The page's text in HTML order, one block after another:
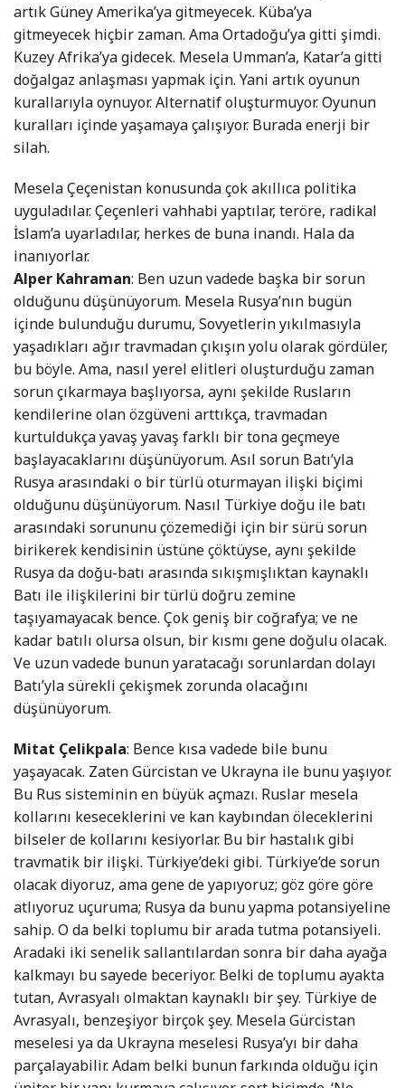
artık Güney Amerika’ya gitmeyecek. Küba’ya
gitmeyecek hiçbir zaman. Ama Ortadoğu’ya gitti şimdi.
Kuzey Afrika’ya gidecek. Mesela Umman’a, Katar’a gitti
doğalgaz anlaşması yapmak için. Yani artık oyunun
kurallarıyla oynuyor. Alternatif oluşturmuyor. Oyunun
kuralları içinde yaşamaya çalışıyor. Burada enerji bir
silah.
Mesela Çeçenistan konusunda çok akıllıca politika
uyguladılar. Çeçenleri vahhabi yaptılar, teröre, radikal
İslam’a uyarladılar, herkes de buna inandı. Hala da
inanıyorlar.
Alper Kahraman: Ben uzun vadede başka bir sorun
olduğunu düşünüyorum. Mesela Rusya’nın bugün
içinde bulunduğu durumu, Sovyetlerin yıkılmasıyla
yaşadıkları ağır travmadan çıkışın yolu olarak gördüler,
bu böyle. Ama, nasıl yerel elitleri oluşturduğu zaman
sorun çıkarmaya başlıyorsa, aynı şekilde Rusların
kendilerine olan özgüveni arttıkça, travmadan
kurtuldukça yavaş yavaş farklı bir tona geçmeye
başlayacaklarını düşünüyorum. Asıl sorun Batı’yla
Rusya arasındaki o bir türlü oturmayan ilişki biçimi
olduğunu düşünüyorum. Nasıl Türkiye doğu ile batı
arasındaki sorununu çözemediği için bir sürü sorun
birikerek kendisinin üstüne çöktüyse, aynı şekilde
Rusya da doğu-batı arasında sıkışmışlıktan kaynaklı
Batı ile ilişkilerini bir türlü doğru zemine
taşıyamayacak bence. Çok geniş bir coğrafya; ve ne
kadar batılı olursa olsun, bir kısmı gene doğulu olacak.
Ve uzun vadede bunun yaratacağı sorunlardan dolayı
Batı’yla sürekli çekişmek zorunda olacağını
düşünüyorum.
Mitat Çelikpala: Bence kısa vadede bile bunu
yaşayacak. Zaten Gürcistan ve Ukrayna ile bunu yaşıyor.
Bu Rus sisteminin en büyük açmazı. Ruslar mesela
kollarını keseceklerini ve kan kaybından öleceklerini
bilseler de kollarını kesiyorlar. Bu bir hastalık gibi
travmatik bir ilişki. Türkiye’deki gibi. Türkiye’de sorun
olacak diyoruz, ama gene de yapıyoruz; göz göre göre
atlıyoruz uçuruma; Rusya da bunu yapma potansiyeline
sahip. O da belki toplumu bir arada tutma potansiyeli.
Aradaki iki senelik sallantılardan sonra bir daha ayağa
kalkmayı bu sayede beceriyor. Belki de toplumu ayakta
tutan, Avrasyalı olmaktan kaynaklı bir şey. Türkiye de
Avrasyalı, benzeşiyor birçok şey. Mesela Gürcistan
meselesi ya da Ukrayna meselesi Rusya’yı bir daha
parçalayabilir. Adam belki bunun farkında olduğu için